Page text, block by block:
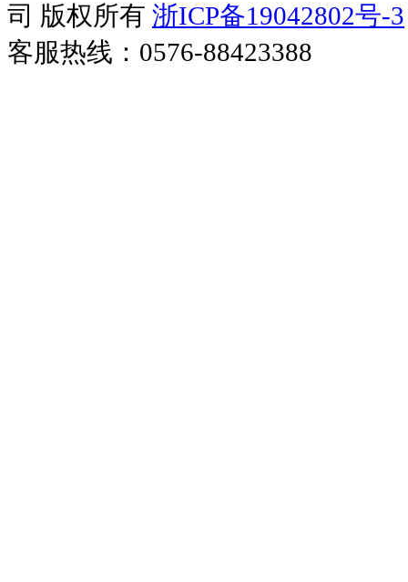
司 版权所有 浙ICP备19042802号-3
客服热线：0576-88423388